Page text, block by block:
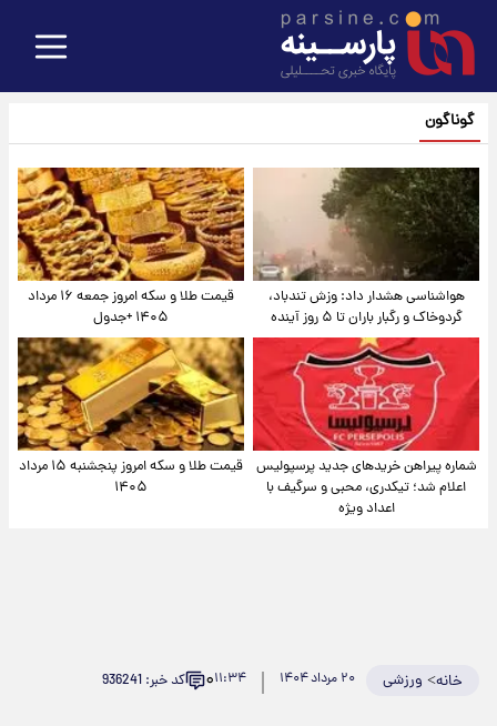
گوناگون
هواشناسی هشدار داد: وزش تندباد،
گردوخاک و رگبار باران تا ۵ روز آینده
قیمت طلا و سکه امروز جمعه ۱۶ مرداد
۱۴۰۵ +جدول
شماره پیراهن خریدهای جدید پرسپولیس
اعلام شد؛ تیکدری، محبی و سرگیف با
اعداد ویژه
قیمت طلا و سکه امروز پنجشنبه ۱۵ مرداد
۱۴۰۵
خانه> ورزشی ۲۰ مرداد ۱۴۰۴ ۱۱:۳۴۰ کد خبر: 936241